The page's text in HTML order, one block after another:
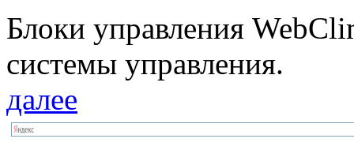
Блоки упрaвлeния
системы управления.
далее